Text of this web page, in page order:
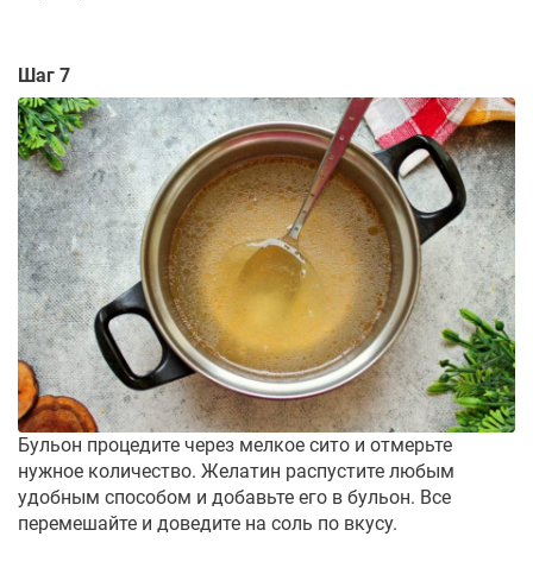
Шаг 7
Бульон процедите через мелкое сито и отмерьте
нужное количество. Желатин распустите любым
удобным способом и добавьте его в бульон. Все
перемешайте и доведите на соль по вкусу.